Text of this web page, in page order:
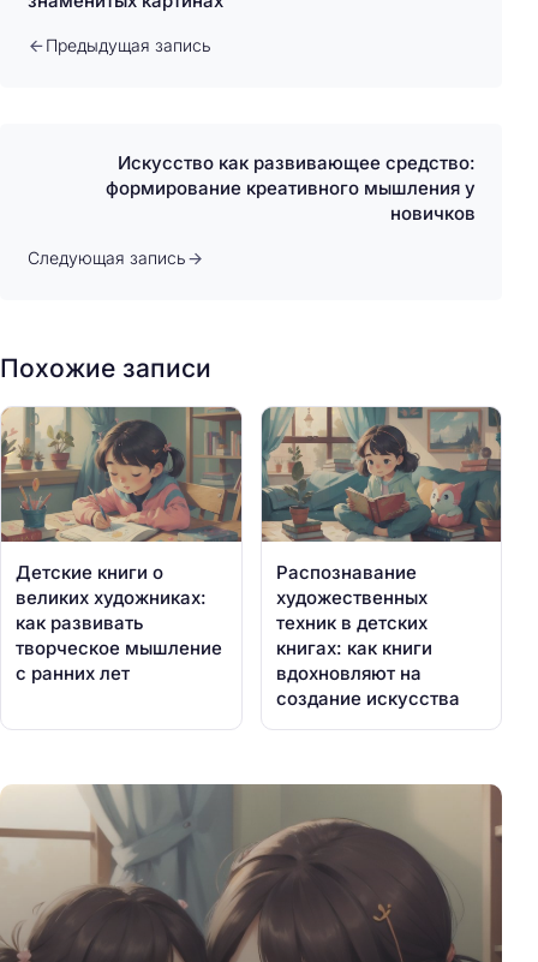
Предыдущая запись
Искусство как развивающее средство:
формирование креативного мышления у
новичков
Следующая запись
Похожие записи
Детские книги о
великих художниках:
как развивать
творческое мышление
с ранних лет
Распознавание
художественных
техник в детских
книгах: как книги
вдохновляют на
создание искусства